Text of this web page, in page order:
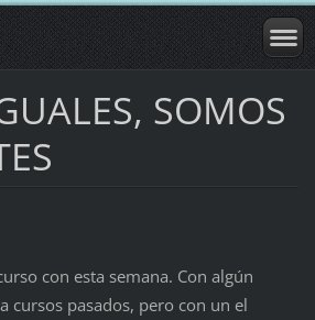
SOMOS
con esta semana. Con algún
cursos pasados, pero con un el